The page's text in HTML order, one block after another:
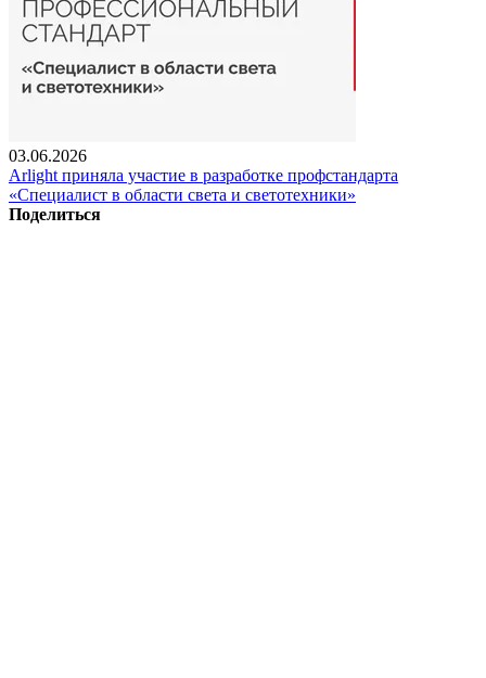
03.06.2026
Arlight приняла участие в разработке профстандарта
«Специалист в области света и светотехники»
Поделиться